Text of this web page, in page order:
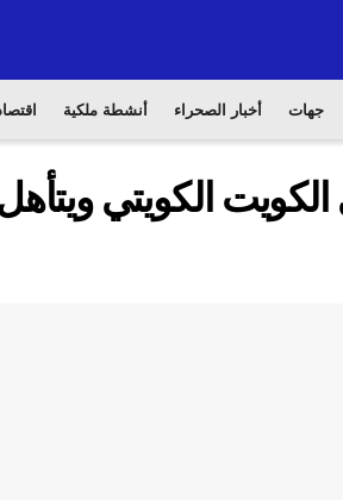
جهات أخبار الصحراء أنشطة ملكية
الكويت الكويتي